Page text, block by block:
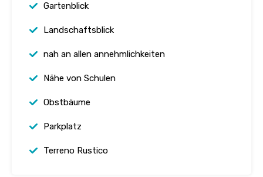
Gartenblick
Landschaftsblick
nah an allen annehmlichkeiten
Nähe von Schulen
Obstbäume
Parkplatz
Terreno Rustico